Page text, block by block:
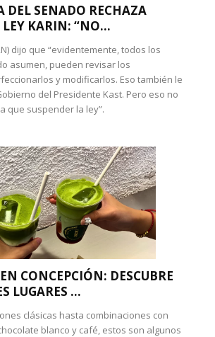
DEL SENADO RECHAZA
LEY KARIN: “NO...
dijo que “evidentemente, todos los
asumen, pueden revisar los
y modificarlos. Eso también le
del Presidente Kast. Pero eso no
que suspender la ley”.
CONCEPCIÓN: DESCUBRE
LUGARES ...
clásicas hasta combinaciones con
blanco y café, estos son algunos